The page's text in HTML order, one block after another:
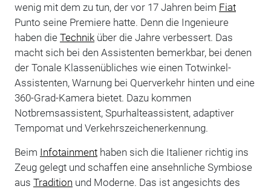
wenig mit dem zu tun, der vor 17 Jahren beim Fiat
Punto seine Premiere hatte. Denn die Ingenieure
haben die Techniküber die Jahre verbessert. Das
macht sich bei den Assistenten bemerkbar, bei denen
der Tonale Klassenübliches wie einen Totwinkel-
Assistenten, Warnung bei Querverkehr hinten und eine
360-Grad-Kamera bietet. Dazu kommen
Notbremsassistent, Spurhalteassistent, adaptiver
Tempomat und Verkehrszeichenerkennung.
Beim Infotainmenthaben sich die Italiener richtig ins
Zeug gelegt und schaffen eine ansehnliche Symbiose
aus Tradition und Moderne. Das ist angesichts des